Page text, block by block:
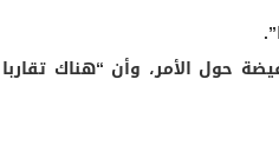
حول الأمر، وأن “هناك